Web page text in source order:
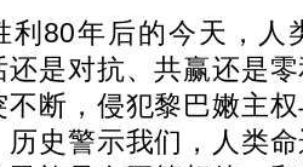
利80年后的今天，人
还是对抗、共赢还是
不断，侵犯黎巴嫩主
历史警示我们，人类